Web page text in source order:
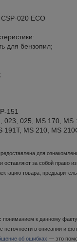
020 ECO
для бензопил;
151
023, 025, MS 170, MS
191T, MS 210, MS
для
оставляют за собой право
товара,
пониманием к данному
неточности в описании и
об ошибках — это